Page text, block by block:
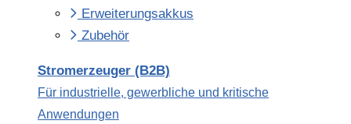
Erweiterungsakkus
Zubehör
Stromerzeuger (B2B)
Für industrielle, gewerbliche und kritische
Anwendungen